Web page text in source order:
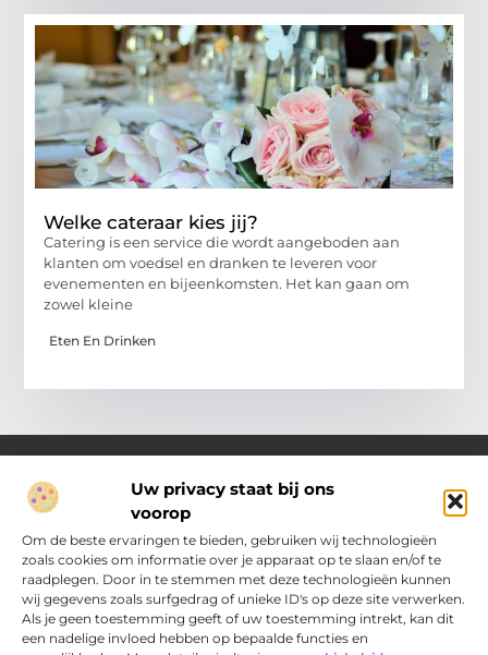
Uw privacy staat bij ons
voorop
Om de beste ervaringen te bieden, gebruiken wij technologieën
zoals cookies om informatie over je apparaat op te slaan en/of te
raadplegen. Door in te stemmen met deze technologieën kunnen
wij gegevens zoals surfgedrag of unieke ID's op deze site verwerken.
Als je geen toestemming geeft of uw toestemming intrekt, kan dit
een nadelige invloed hebben op bepaalde functies en
Welke cateraar kies jij?
Catering is een service die wordt aangeboden aan
klanten om voedsel en dranken te leveren voor
evenementen en bijeenkomsten. Het kan gaan om
zowel kleine
Eten En Drinken
Over Pakhuisdelft.nl
Jouw bron voor dagelijkse inspiratie en praktische ideeën
Bij PakhuisDelft.nl vind je een gevarieerd aanbod aan artikelen
en blogs die je helpen om jouw dag nét wat leuker, slimmer en
eenvoudiger te maken.
Main Links